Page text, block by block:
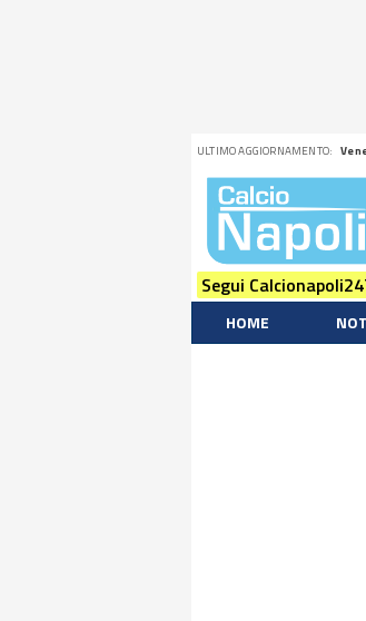
ULTIMO AGGIORNAMENTO:
Segui
HOME